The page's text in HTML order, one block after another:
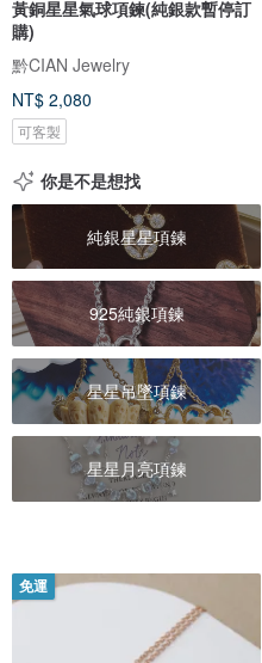
黃銅星星氣球項鍊(純銀款暫停訂
購)
黔CIAN Jewelry
NT$ 2,080
可客製
你是不是想找
純銀星星項鍊
925純銀項鍊
星星吊墜項鍊
星星月亮項鍊
免運